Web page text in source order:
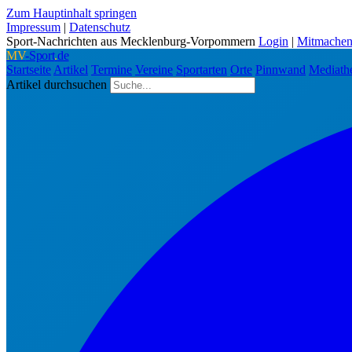
Zum Hauptinhalt springen
Impressum | Datenschutz
Sport-Nachrichten aus Mecklenburg-Vorpommern Login | Mitmachen
MV-Sport.de
Startseite Artikel Termine Vereine Sportarten Orte Pinnwand
Artikel durchsuchen